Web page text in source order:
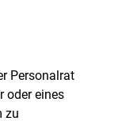
Personalrat
oder eines
zu